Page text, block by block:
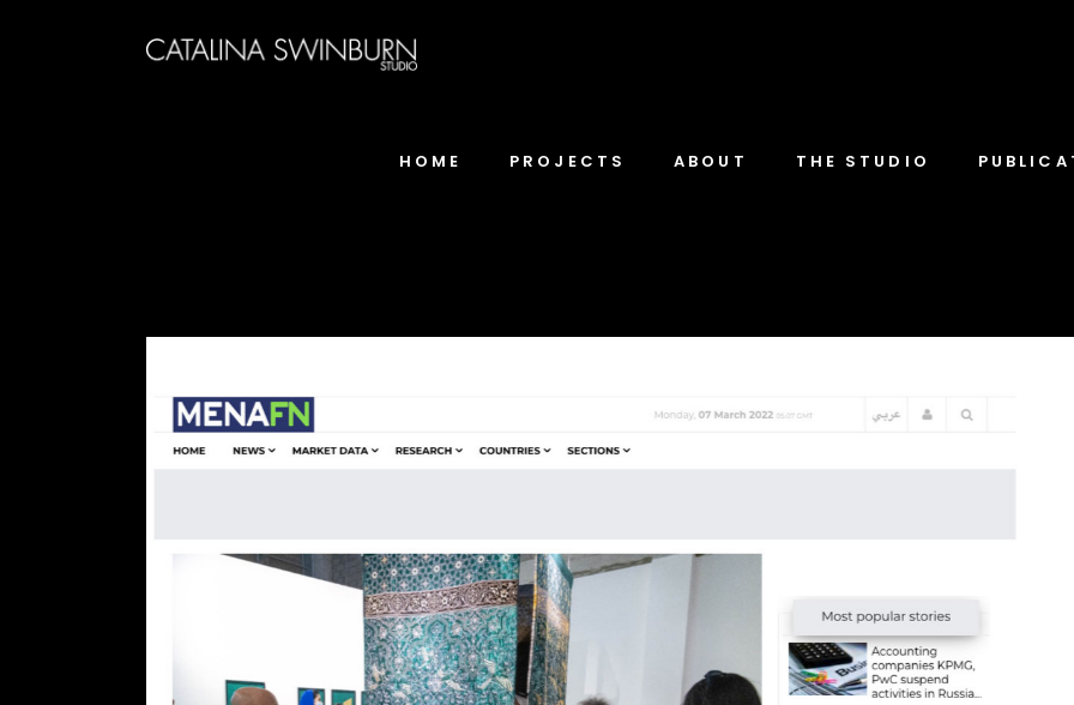
HOME PROJECTS ABOUT THE STUDIO